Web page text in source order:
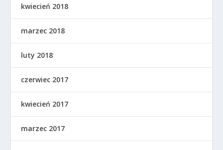
kwiecień 2018
marzec 2018
luty 2018
czerwiec 2017
kwiecień 2017
marzec 2017